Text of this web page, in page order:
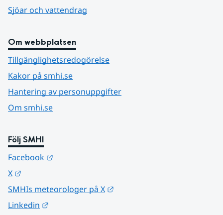
Sjöar och vattendrag
Om webbplatsen
Tillgänglighetsredogörelse
Kakor på smhi.se
Hantering av personuppgifter
Om smhi.se
Följ SMHI
Facebook
X
SMHIs meteorologer på X
Linkedin